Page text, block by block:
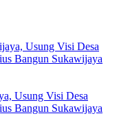
Usung Visi Desa
Bangun Sukawijaya